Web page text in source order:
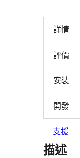
詳情
評價
安裝
開發
支援
描述